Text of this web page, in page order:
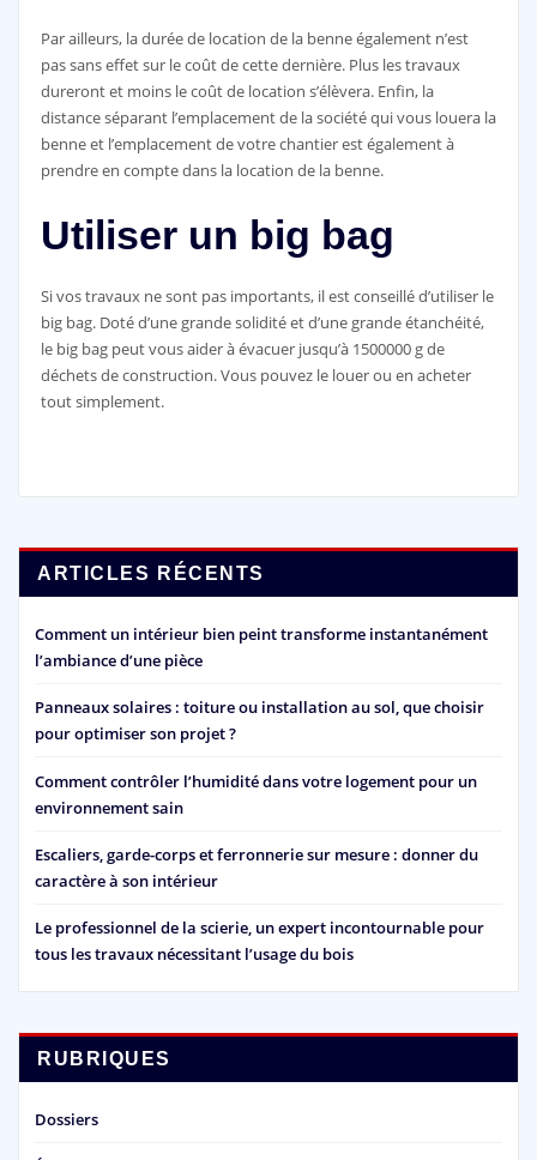
Par ailleurs, la durée de location de la benne également n’est
pas sans effet sur le coût de cette dernière. Plus les travaux
dureront et moins le coût de location s’élèvera. Enfin, la
distance séparant l’emplacement de la société qui vous louera la
benne et l’emplacement de votre chantier est également à
prendre en compte dans la location de la benne.
Utiliser un big bag
Si vos travaux ne sont pas importants, il est conseillé d’utiliser le
big bag. Doté d’une grande solidité et d’une grande étanchéité,
le big bag peut vous aider à évacuer jusqu’à 1500000 g de
déchets de construction. Vous pouvez le louer ou en acheter
tout simplement.
ARTICLES RÉCENTS
Comment un intérieur bien peint transforme instantanément
l’ambiance d’une pièce
Panneaux solaires : toiture ou installation au sol, que choisir
pour optimiser son projet ?
Comment contrôler l’humidité dans votre logement pour un
environnement sain
Escaliers, garde-corps et ferronnerie sur mesure : donner du
caractère à son intérieur
Le professionnel de la scierie, un expert incontournable pour
tous les travaux nécessitant l’usage du bois
RUBRIQUES
Dossiers